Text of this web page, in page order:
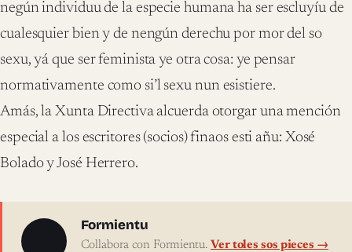
negún individuu de la especie humana ha ser escluyíu de
cualesquier bien y de nengún derechu por mor del so
sexu, yá que ser feminista ye otra cosa: ye pensar
normativamente como si’l sexu nun esistiere.
Amás, la Xunta Directiva alcuerda otorgar una mención
especial a los escritores (socios) finaos esti añu: Xosé
Bolado y José Herrero.
Sobre l'autor
Formientu
Collabora con Formientu. Ver toles sos pieces →